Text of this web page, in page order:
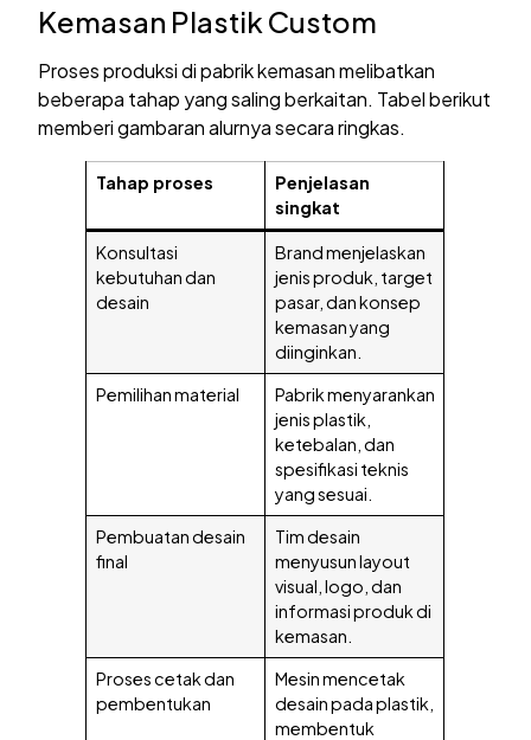
Kemasan Plastik Custom
Proses produksi di pabrik kemasan melibatkan
beberapa tahap yang saling berkaitan. Tabel berikut
memberi gambaran alurnya secara ringkas.
Tahap proses
Penjelasan
singkat
Konsultasi
kebutuhan dan
desain
Brand menjelaskan
jenis produk, target
pasar, dan konsep
kemasan yang
diinginkan.
Pemilihan material
Pabrik menyarankan
jenis plastik,
ketebalan, dan
spesifikasi teknis
yang sesuai.
Pembuatan desain
final
Tim desain
menyusun layout
visual, logo, dan
informasi produk di
kemasan.
Proses cetak dan
pembentukan
Mesin mencetak
desain pada plastik,
membentuk